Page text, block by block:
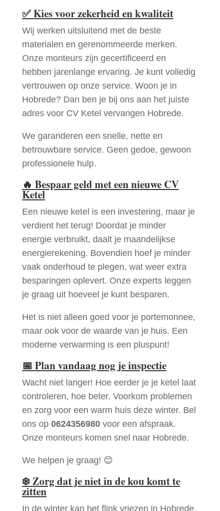
✅Kies voor zekerheid en kwaliteit
Wij werken uitsluitend met de beste
materialen en gerenommeerde merken.
Onze monteurs zijn gecertificeerd en
hebben jarenlange ervaring. Je kunt volledig
vertrouwen op onze service. Woon je in
Hobrede? Dan ben je bij ons aan het juiste
adres voor CV Ketel vervangen Hobrede.
We garanderen een snelle, nette en
betrouwbare service. Geen gedoe, gewoon
professionele hulp.
🔥 Bespaar geld met een nieuwe CV
Ketel
Een nieuwe ketel is een investering, maar je
verdient het terug! Doordat je minder
energie verbruikt, daalt je maandelijkse
energierekening. Bovendien hoef je minder
vaak onderhoud te plegen, wat weer extra
besparingen oplevert. Onze experts leggen
je graag uit hoeveel je kunt besparen.
Het is niet alleen goed voor je portemonnee,
maar ook voor de waarde van je huis. Een
moderne verwarming is een pluspunt!
📅 Plan vandaag nog je inspectie
Wacht niet langer! Hoe eerder je je ketel laat
controleren, hoe beter. Voorkom problemen
en zorg voor een warm huis deze winter. Bel
ons op 0624356980voor een afspraak.
Onze monteurs komen snel naar Hobrede.
We helpen je graag! 😊
❄️Zorg dat je niet in de kou komt te
zitten
In de winter kan het flink vriezen in Hobrede.